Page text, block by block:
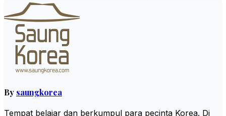
By saungkorea
Tempat belajar dan berkumpul para pecinta Korea. Di